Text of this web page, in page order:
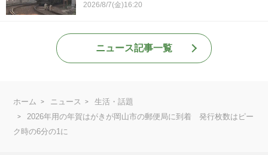
2026/8/7(金)16:20
ニュース記事一覧
ホーム ニュース
生活・話題
2026年用の年賀はがきが岡山市の郵便局に到着 発行枚数はピー
ク時の6分の1に